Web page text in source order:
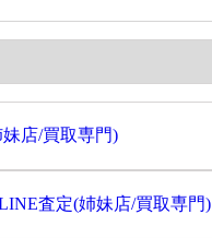
店/買取専門)
査定(姉妹店/買取専門)